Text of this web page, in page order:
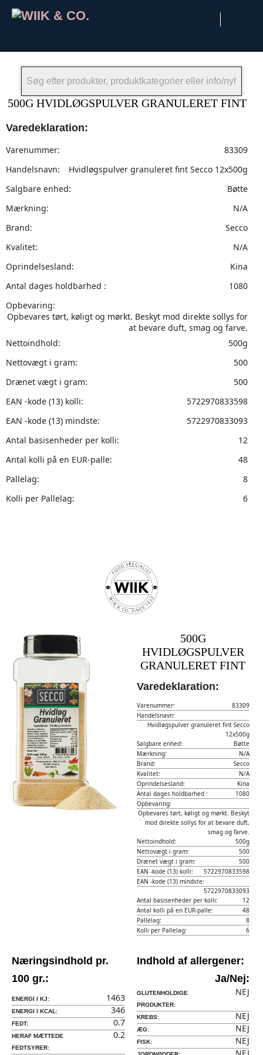
500G HVIDLØGSPULVER GRANULERET FINT
Varedeklaration:
Varenummer:
83309
Handelsnavn:
Hvidløgspulver granuleret fint Secco 12x500g
Salgbare enhed:
Bøtte
Mærkning:
N/A
Brand:
Secco
Kvalitet:
N/A
Oprindelsesland:
Kina
Antal dages holdbarhed :
1080
Opbevaring:
Opbevares tørt, køligt og mørkt. Beskyt mod direkte sollys for
at bevare duft, smag og farve.
Nettoindhold:
500g
Nettovægt i gram:
500
Drænet vægt i gram:
500
EAN -kode (13) kolli:
5722970833598
EAN -kode (13) mindste:
5722970833093
Antal basisenheder per kolli:
12
Antal kolli på en EUR-palle:
48
Pallelag:
8
Kolli per Pallelag:
6
500G
HVIDLØGSPULVER
GRANULERET FINT
Varedeklaration:
Varenummer:
83309
Handelsnavn:
Hvidløgspulver granuleret fint Secco
12x500g
Salgbare enhed:
Bøtte
Mærkning:
N/A
Brand:
Secco
Kvalitet:
N/A
Oprindelsesland:
Kina
Antal dages holdbarhed :
1080
Opbevaring:
Opbevares tørt, køligt og mørkt. Beskyt
mod direkte sollys for at bevare duft,
smag og farve.
Nettoindhold:
500g
Nettovægt i gram:
500
Drænet vægt i gram:
500
EAN -kode (13) kolli:
5722970833598
EAN -kode (13) mindste:
5722970833093
Antal basisenheder per kolli:
12
Antal kolli på en EUR-palle:
48
Pallelag:
8
Kolli per Pallelag:
6
Næringsindhold pr.
100 gr.:
ENERGI I KJ: 1463
ENERGI I KCAL: 346
FEDT: 0.7
HERAF MÆTTEDE
FEDTSYRER:
0.2
Indhold af allergener:
Ja/Nej:
GLUTENHOLDIGE
PRODUKTER:
NEJ
KREBS: NEJ
ÆG: NEJ
FISK: NEJ